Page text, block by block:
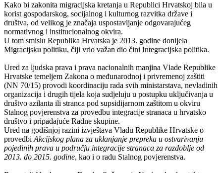
Kako bi zakonita migracijska kretanja u Republici Hrvatskoj bila u
korist gospodarskog, socijalnog i kulturnog razvitka države i
društva, od velikog je značaja uspostavljanje odgovarajućeg
normativnog i institucionalnog okvira.
U tom smislu Republika Hrvatska je 2013. godine donijela
Migracijsku politiku, čiji vrlo važan dio čini Integracijska politika.
Ured za ljudska prava i prava nacionalnih manjina Vlade Republike
Hrvatske temeljem Zakona o međunarodnoj i privremenoj zaštiti
(NN 70/15) provodi koordinaciju rada svih ministarstava, nevladinih
organizacija i drugih tijela koja sudjeluju u postupku uključivanja u
društvo azilanta ili stranca pod supsidijarnom zaštitom u okviru
Stalnog povjerenstva za provedbu integracije stranaca u hrvatsko
društvo i pripadajuće Radne skupine.
Ured na godišnjoj razini izvještava Vladu Republike Hrvatske o
provedbi Akcijskog plana za uklanjanje prepreka u ostvarivanju
pojedinih prava u području integracije stranaca za razdoblje od
2013. do 2015. godine, kao i o radu Stalnog povjerenstva.